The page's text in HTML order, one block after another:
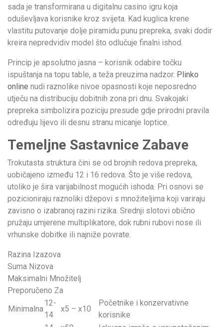
sada je transformirana u digitalnu casino igru koja
oduševljava korisnike kroz svijeta. Kad kuglica krene
vlastitu putovanje dolje piramidu punu prepreka, svaki dodir
kreira nepredvidiv model što odlučuje finalni ishod.
Princip je apsolutno jasna – korisnik odabire točku
ispuštanja na topu table, a teža preuzima nadzor. Plinko
online nudi raznolike nivoe opasnosti koje neposredno
utječu na distribuciju dobitnih zona pri dnu. Svakojaki
prepreka simbolizira poziciju presude gdje prirodni pravila
određuju lijevo ili desnu stranu micanje loptice.
Temeljne Sastavnice Zabave
Trokutasta struktura čini se od brojnih redova prepreka,
uobičajeno između 12 i 16 redova. Što je više redova,
utoliko je šira varijabilnost mogućih ishoda. Pri osnovi se
pozicioniraju raznoliki džepovi s množiteljima koji variraju
zavisno o izabranoj razini rizika. Srednji slotovi obično
pružaju umjerene multiplikatore, dok rubni rubovi nose ili
vrhunske dobitke ili najniže povrate.
Razina Izazova
Suma Nizova
Maksimalni Množitelj
Preporučeno Za
Minimalna
12-
14
x5 – x10
Početnike i konzervativne
korisnike